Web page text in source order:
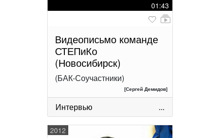
01:43
Видеописьмо команде
СТЕПиКо
(Новосибирск)
(БАК-Соучастники)
[Сергей Демидов]
Интервью ...
2012